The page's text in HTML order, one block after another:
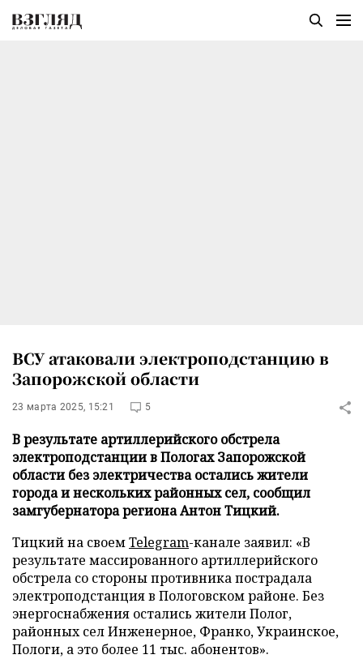
ВСУ атаковали электроподстанцию в
Запорожской области
23 марта 2025, 15:21 5
В результате артиллерийского обстрела
электроподстанции в Пологах Запорожской
области без электричества остались жители
города и нескольких районных сел, сообщил
замгубернатора региона Антон Тицкий.
Тицкий на своемTelegram-канале заявил: «В
результате массированного артиллерийского
обстрела со стороны противника пострадала
электроподстанция в Пологовском районе. Без
энергоснабжения остались жители Полог,
районных сел Инженерное, Франко, Украинское,
Пологи, а это более 11 тыс. абонентов».